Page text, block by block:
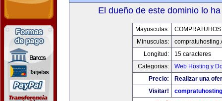
El dueño de este dominio lo
Mayusculas:
Minusculas:
Longitud:
15 caracteres
Categorias:
Web Hosting y
Precio:
Realizar una
Visitar!